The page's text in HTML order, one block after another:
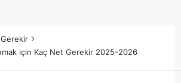
için Kaç Net Gerekir 2025-2026